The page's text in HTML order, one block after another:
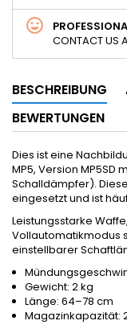
CONTACT US
BESCHREIBUNG
BEWERTUNGEN
Dies ist eine
MP5, Version
Schalldämpfer).
eingesetzt und ist
Leistungsstarke
Vollautomatikmodus
einstellbarer
Gewicht: 2 kg
Länge: 64–78 cm
Magazinkapazität: